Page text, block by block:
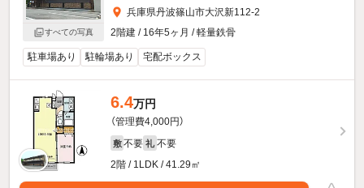
すべての写真
兵庫県丹波篠山市大沢新112-2
2階建 / 16年5ヶ月 / 軽量鉄骨
駐車場あり 駐輪場あり 宅配ボックス
6.4万円
（管理費4,000円）
敷 不要 礼 不要
2階 / 1LDK / 41.29㎡